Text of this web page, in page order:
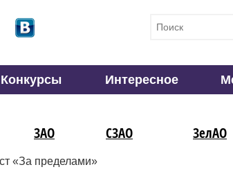
Конкурсы Интересное
ЗАО СЗАО ЗелАО
«За пределами»